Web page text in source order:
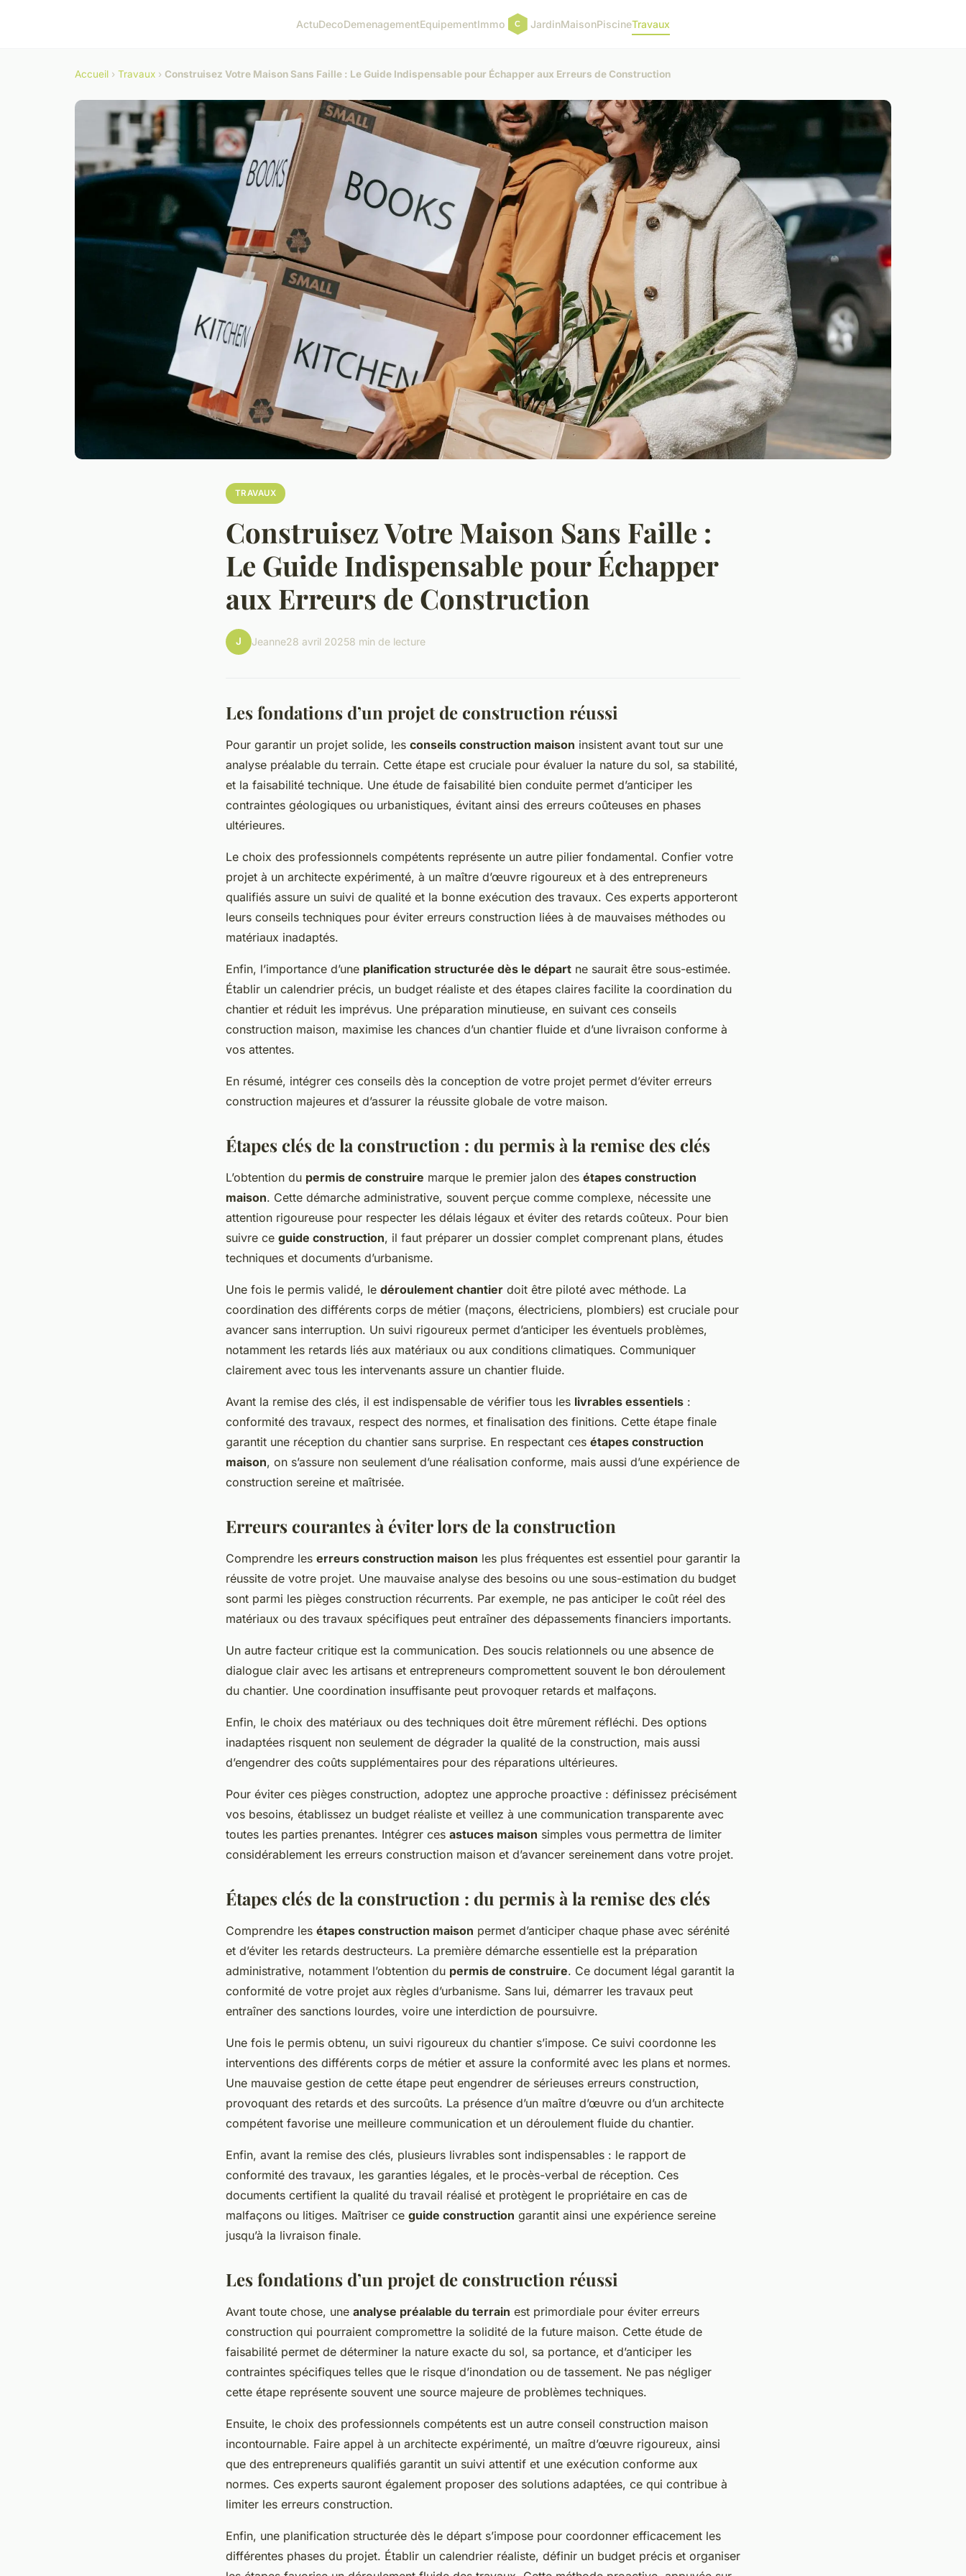
ActuDecoDemenagementEquipementImmo JardinMaisonPiscineTravaux
Accueil › Travaux › Construisez Votre Maison Sans Faille : Le Guide Indispensable pour Échapper aux Erreurs de Construction
TRAVAUX
Construisez Votre Maison Sans Faille :
Le Guide Indispensable pour Échapper
aux Erreurs de Construction
J Jeanne28 avril 20258 min de lecture
Les fondations d’un projet de construction réussi
Pour garantir un projet solide, les conseils construction maison insistent avant tout sur une
analyse préalable du terrain. Cette étape est cruciale pour évaluer la nature du sol, sa stabilité,
et la faisabilité technique. Une étude de faisabilité bien conduite permet d’anticiper les
contraintes géologiques ou urbanistiques, évitant ainsi des erreurs coûteuses en phases
ultérieures.
Le choix des professionnels compétents représente un autre pilier fondamental. Confier votre
projet à un architecte expérimenté, à un maître d’œuvre rigoureux et à des entrepreneurs
qualifiés assure un suivi de qualité et la bonne exécution des travaux. Ces experts apporteront
leurs conseils techniques pour éviter erreurs construction liées à de mauvaises méthodes ou
matériaux inadaptés.
Enfin, l’importance d’une planification structurée dès le départ ne saurait être sous-estimée.
Établir un calendrier précis, un budget réaliste et des étapes claires facilite la coordination du
chantier et réduit les imprévus. Une préparation minutieuse, en suivant ces conseils
construction maison, maximise les chances d’un chantier fluide et d’une livraison conforme à
vos attentes.
En résumé, intégrer ces conseils dès la conception de votre projet permet d’éviter erreurs
construction majeures et d’assurer la réussite globale de votre maison.
Étapes clés de la construction : du permis à la remise des clés
L’obtention du permis de construire marque le premier jalon des étapes construction
maison. Cette démarche administrative, souvent perçue comme complexe, nécessite une
attention rigoureuse pour respecter les délais légaux et éviter des retards coûteux. Pour bien
suivre ce guide construction, il faut préparer un dossier complet comprenant plans, études
techniques et documents d’urbanisme.
Une fois le permis validé, le déroulement chantier doit être piloté avec méthode. La
coordination des différents corps de métier (maçons, électriciens, plombiers) est cruciale pour
avancer sans interruption. Un suivi rigoureux permet d’anticiper les éventuels problèmes,
notamment les retards liés aux matériaux ou aux conditions climatiques. Communiquer
clairement avec tous les intervenants assure un chantier fluide.
Avant la remise des clés, il est indispensable de vérifier tous les livrables essentiels :
conformité des travaux, respect des normes, et finalisation des finitions. Cette étape finale
garantit une réception du chantier sans surprise. En respectant ces étapes construction
maison, on s’assure non seulement d’une réalisation conforme, mais aussi d’une expérience de
construction sereine et maîtrisée.
Erreurs courantes à éviter lors de la construction
Comprendre les erreurs construction maison les plus fréquentes est essentiel pour garantir la
réussite de votre projet. Une mauvaise analyse des besoins ou une sous-estimation du budget
sont parmi les pièges construction récurrents. Par exemple, ne pas anticiper le coût réel des
matériaux ou des travaux spécifiques peut entraîner des dépassements financiers importants.
Un autre facteur critique est la communication. Des soucis relationnels ou une absence de
dialogue clair avec les artisans et entrepreneurs compromettent souvent le bon déroulement
du chantier. Une coordination insuffisante peut provoquer retards et malfaçons.
Enfin, le choix des matériaux ou des techniques doit être mûrement réfléchi. Des options
inadaptées risquent non seulement de dégrader la qualité de la construction, mais aussi
d’engendrer des coûts supplémentaires pour des réparations ultérieures.
Pour éviter ces pièges construction, adoptez une approche proactive : définissez précisément
vos besoins, établissez un budget réaliste et veillez à une communication transparente avec
toutes les parties prenantes. Intégrer ces astuces maison simples vous permettra de limiter
considérablement les erreurs construction maison et d’avancer sereinement dans votre projet.
Étapes clés de la construction : du permis à la remise des clés
Comprendre les étapes construction maison permet d’anticiper chaque phase avec sérénité
et d’éviter les retards destructeurs. La première démarche essentielle est la préparation
administrative, notamment l’obtention du permis de construire. Ce document légal garantit la
conformité de votre projet aux règles d’urbanisme. Sans lui, démarrer les travaux peut
entraîner des sanctions lourdes, voire une interdiction de poursuivre.
Une fois le permis obtenu, un suivi rigoureux du chantier s’impose. Ce suivi coordonne les
interventions des différents corps de métier et assure la conformité avec les plans et normes.
Une mauvaise gestion de cette étape peut engendrer de sérieuses erreurs construction,
provoquant des retards et des surcoûts. La présence d’un maître d’œuvre ou d’un architecte
compétent favorise une meilleure communication et un déroulement fluide du chantier.
Enfin, avant la remise des clés, plusieurs livrables sont indispensables : le rapport de
conformité des travaux, les garanties légales, et le procès-verbal de réception. Ces
documents certifient la qualité du travail réalisé et protègent le propriétaire en cas de
malfaçons ou litiges. Maîtriser ce guide construction garantit ainsi une expérience sereine
jusqu’à la livraison finale.
Les fondations d’un projet de construction réussi
Avant toute chose, une analyse préalable du terrain est primordiale pour éviter erreurs
construction qui pourraient compromettre la solidité de la future maison. Cette étude de
faisabilité permet de déterminer la nature exacte du sol, sa portance, et d’anticiper les
contraintes spécifiques telles que le risque d’inondation ou de tassement. Ne pas négliger
cette étape représente souvent une source majeure de problèmes techniques.
Ensuite, le choix des professionnels compétents est un autre conseil construction maison
incontournable. Faire appel à un architecte expérimenté, un maître d’œuvre rigoureux, ainsi
que des entrepreneurs qualifiés garantit un suivi attentif et une exécution conforme aux
normes. Ces experts sauront également proposer des solutions adaptées, ce qui contribue à
limiter les erreurs construction.
Enfin, une planification structurée dès le départ s’impose pour coordonner efficacement les
différentes phases du projet. Établir un calendrier réaliste, définir un budget précis et organiser